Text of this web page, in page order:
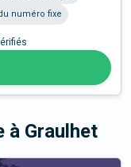
numéro fixe
à Graulhet